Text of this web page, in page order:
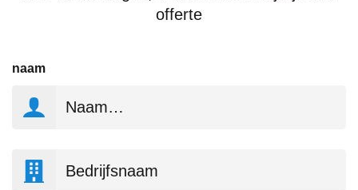
offerte
naam
Bedrijfsnaam